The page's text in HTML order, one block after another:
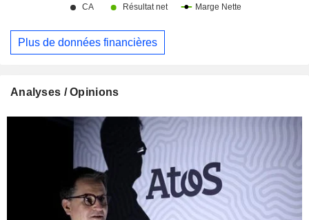
Plus de données financières
Analyses / Opinions